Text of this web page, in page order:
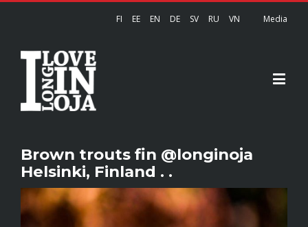
FI EE EN DE SV RU VN Media
Brown trouts fin @longinoja
Helsinki, Finland . .
View
Larger